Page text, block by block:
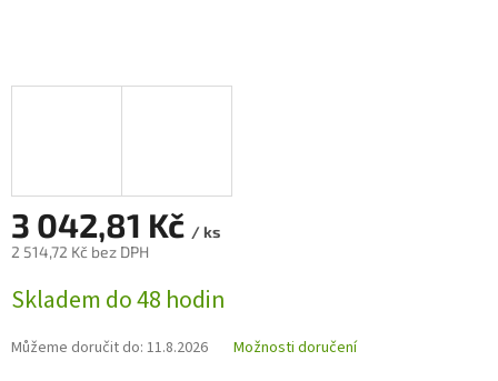
3 042,81 Kč / ks
2 514,72 Kč bez DPH
cena:
Skladem do 48 hodin
Můžeme doručit do: 11.8.2026 Možnosti doručení